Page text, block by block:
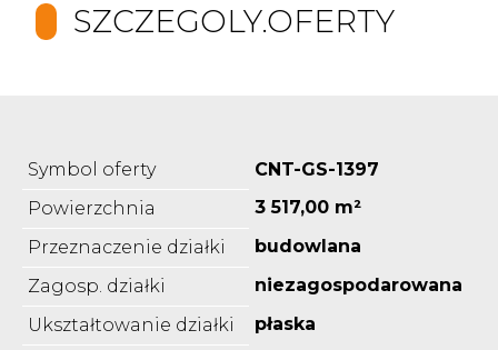
SZCZEGOLY.OFERTY
Symbol oferty
CNT-GS-1397
Powierzchnia
3 517,00 m²
Przeznaczenie działki
budowlana
Zagosp. działki
niezagospodarowana
Ukształtowanie działki
płaska